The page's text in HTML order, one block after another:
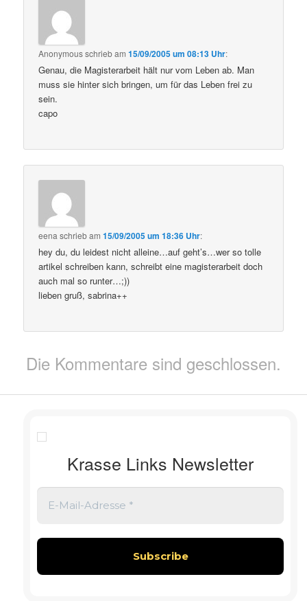
Anonymousschriebam15/09/2005 um 08:13 Uhr:
Genau, die Magisterarbeit hält nur vom Leben ab. Man
muss sie hinter sich bringen, um für das Leben frei zu
sein.
capo
eena schriebam15/09/2005 um 18:36 Uhr:
hey du, du leidest nicht alleine…auf geht’s…wer so tolle
artikel schreiben kann, schreibt eine magisterarbeit doch
auch mal so runter…;))
lieben gruß, sabrina++
Die Kommentare sind geschlossen.
Krasse Links Newsletter